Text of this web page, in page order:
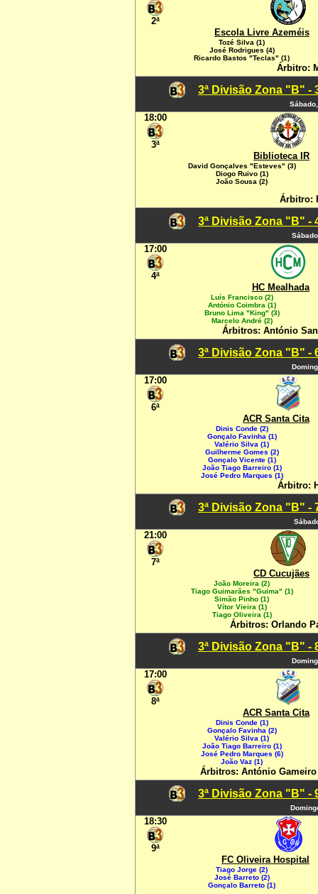
2ª
Escola Livre Azeméis
Tozé Silva (1)
José Rodrigues (4)
Ricardo Bastos "Teclas" (1)
Árbitro:
3ª Divisão Zona "B" -
18:00
3ª
Biblioteca IR
David Gonçalves "Esteves" (3)
Diogo Ruivo (1)
João Sousa (2)
Árbitro:
3ª Divisão Zona "B" -
17:00
4ª
HC Mealhada
Luís Francisco (2)
António Coimbra (1)
Bruno Lima "King" (3)
Marcelo André (2)
Árbitros: António
3ª Divisão Zona "B" -
17:00
6ª
ACR Santa Cita
Dinis Conde (2)
Gonçalo Favinha (1)
Valério Silva (1)
Guilherme Gomes (2)
Gonçalo Vicente (1)
João Tiago Barreiro (1)
José Pedro Marques (1)
Árbitro:
3ª Divisão Zona "B" -
21:00
7ª
CD Cucujães
João Moreira (2)
Tiago Guimarães "Guima" (1)
Simão Pinho (1)
Vítor Vieira (1)
Tiago Oliveira (1)
Árbitros: Orlando
3ª Divisão Zona "B" -
17:00
8ª
ACR Santa Cita
Dinis Conde (1)
Gonçalo Favinha (2)
Valério Silva (1)
João Tiago Barreiro (1)
José Pedro Marques (6)
João Vaz (1)
Árbitros: António
3ª Divisão Zona "B" -
18:30
9ª
FC Oliveira Hospital
Tiago Jorge (2)
José Barreto (2)
Gonçalo Barreto (1)